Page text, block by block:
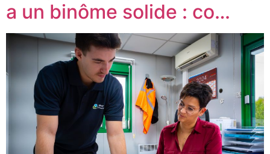
a un binôme solide : co…